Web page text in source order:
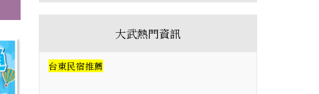
大武熱門資訊
台東民宿推薦